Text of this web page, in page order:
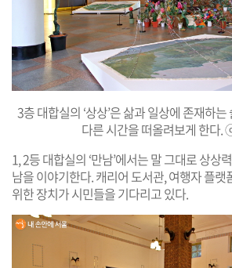
3층 대합실의 ‘상상’은 삶과 일상에 존재하
다른 시간을 떠올려보게 한다.
1, 2등 대합실의 ‘만남’에서는 말 그대로 상상
남을 이야기한다. 캐리어 도서관, 여행자 플랫
위한 장치가 시민들을 기다리고 있다.